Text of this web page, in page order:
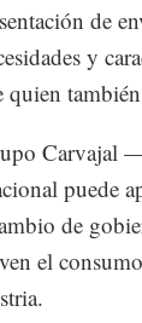
de
y
puede
de
el